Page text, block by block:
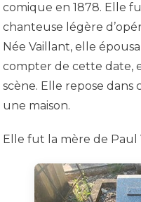
comique en 1878. Elle
chanteuse légère
Née Vaillant, elle
compter de cette date,
scène. Elle repose
une maison.
Elle fut la mère de Paul